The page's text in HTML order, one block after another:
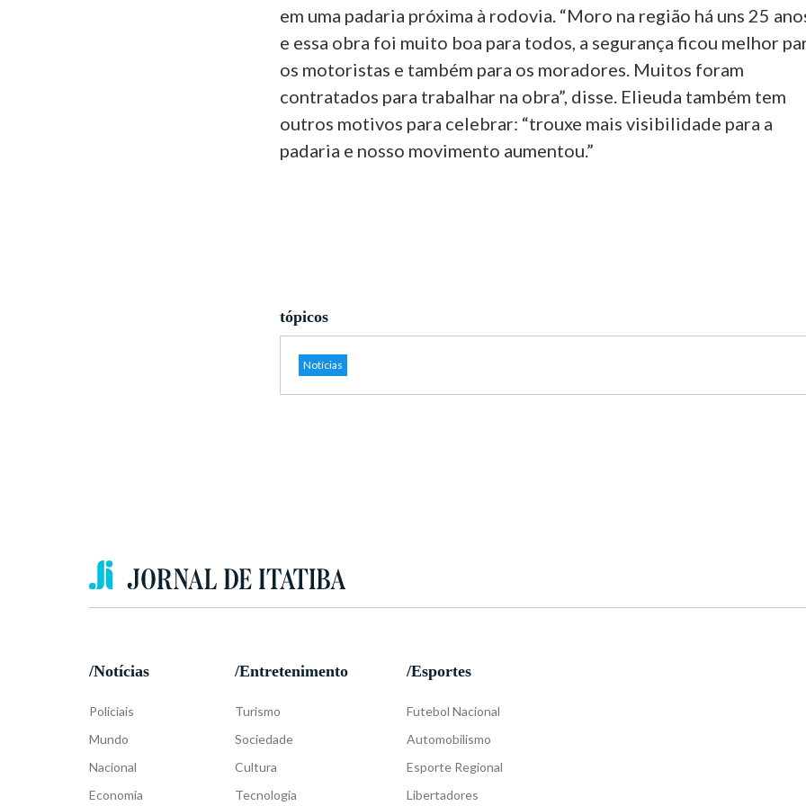
em uma padaria próxima à rodovia. “Moro na região há uns 25
e essa obra foi muito boa para todos, a segurança ficou melhor
os motoristas e também para os moradores. Muitos foram
contratados para trabalhar na obra”, disse. Elieuda também tem
outros motivos para celebrar: “trouxe mais visibilidade para a
padaria e nosso movimento aumentou.”
tópicos
Notícias
/Notícias
Policiais
Mundo
Nacional
Economia
/Entretenimento
Turismo
Sociedade
Cultura
Tecnologia
/Esportes
Futebol Nacional
Automobilismo
Esporte Regional
Libertadores